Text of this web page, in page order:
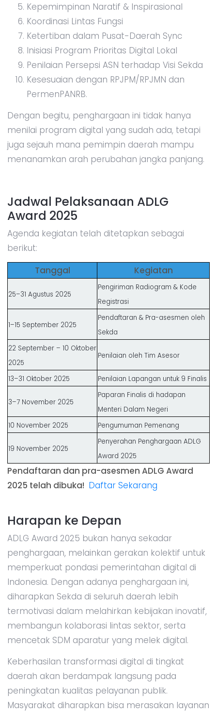
Kepemimpinan Naratif & Inspirasional
Koordinasi Lintas Fungsi
Ketertiban dalam Pusat-Daerah Sync
Inisiasi Program Prioritas Digital Lokal
Penilaian Persepsi ASN terhadap Visi Sekda
Kesesuaian dengan RPJPM/RPJMN dan
PermenPANRB.
Dengan begitu, penghargaan ini tidak hanya
menilai program digital yang sudah ada, tetapi
juga sejauh mana pemimpin daerah mampu
menanamkan arah perubahan jangka panjang.
Jadwal Pelaksanaan ADLG
Award 2025
Agenda kegiatan telah ditetapkan sebagai
berikut:
Tanggal
Kegiatan
25–31 Agustus 2025
Pengiriman Radiogram & Kode
Registrasi
1–15 September 2025
Pendaftaran & Pra-asesmen oleh
Sekda
22 September – 10 Oktober
2025
Penilaian oleh Tim Asesor
13–31 Oktober 2025 Penilaian Lapangan untuk 9 Finalis
3–7 November 2025
Paparan Finalis di hadapan
Menteri Dalam Negeri
10 November 2025
Pengumuman Pemenang
19 November 2025
Penyerahan Penghargaan ADLG
Award 2025
Pendaftaran dan pra-asesmen ADLG Award
2025 telah dibuka! Daftar Sekarang
Harapan ke Depan
ADLG Award 2025 bukan hanya sekadar
penghargaan, melainkan gerakan kolektif untuk
memperkuat pondasi pemerintahan digital di
Indonesia. Dengan adanya penghargaan ini,
diharapkan Sekda di seluruh daerah lebih
termotivasi dalam melahirkan kebijakan inovatif,
membangun kolaborasi lintas sektor, serta
mencetak SDM aparatur yang melek digital.
Keberhasilan transformasi digital di tingkat
daerah akan berdampak langsung pada
peningkatan kualitas pelayanan publik.
Masyarakat diharapkan bisa merasakan layanan